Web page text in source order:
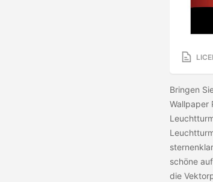
Bringen
Wallpaper
schöne
die